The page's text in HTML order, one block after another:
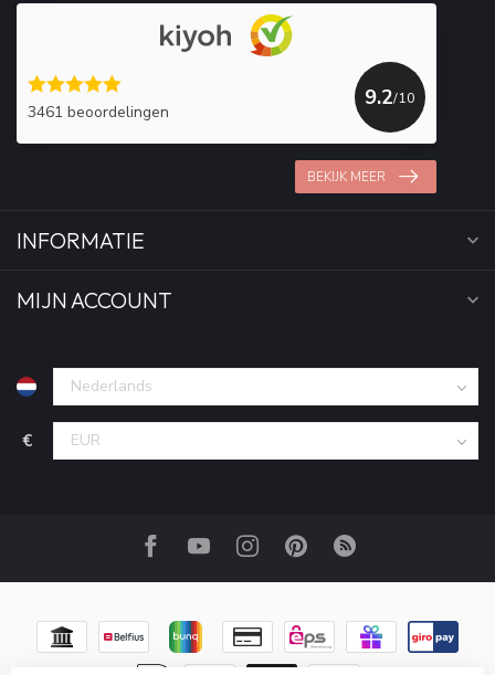
3461 beoordelingen
9.2/10
BEKIJK MEER
INFORMATIE
MIJN ACCOUNT
€